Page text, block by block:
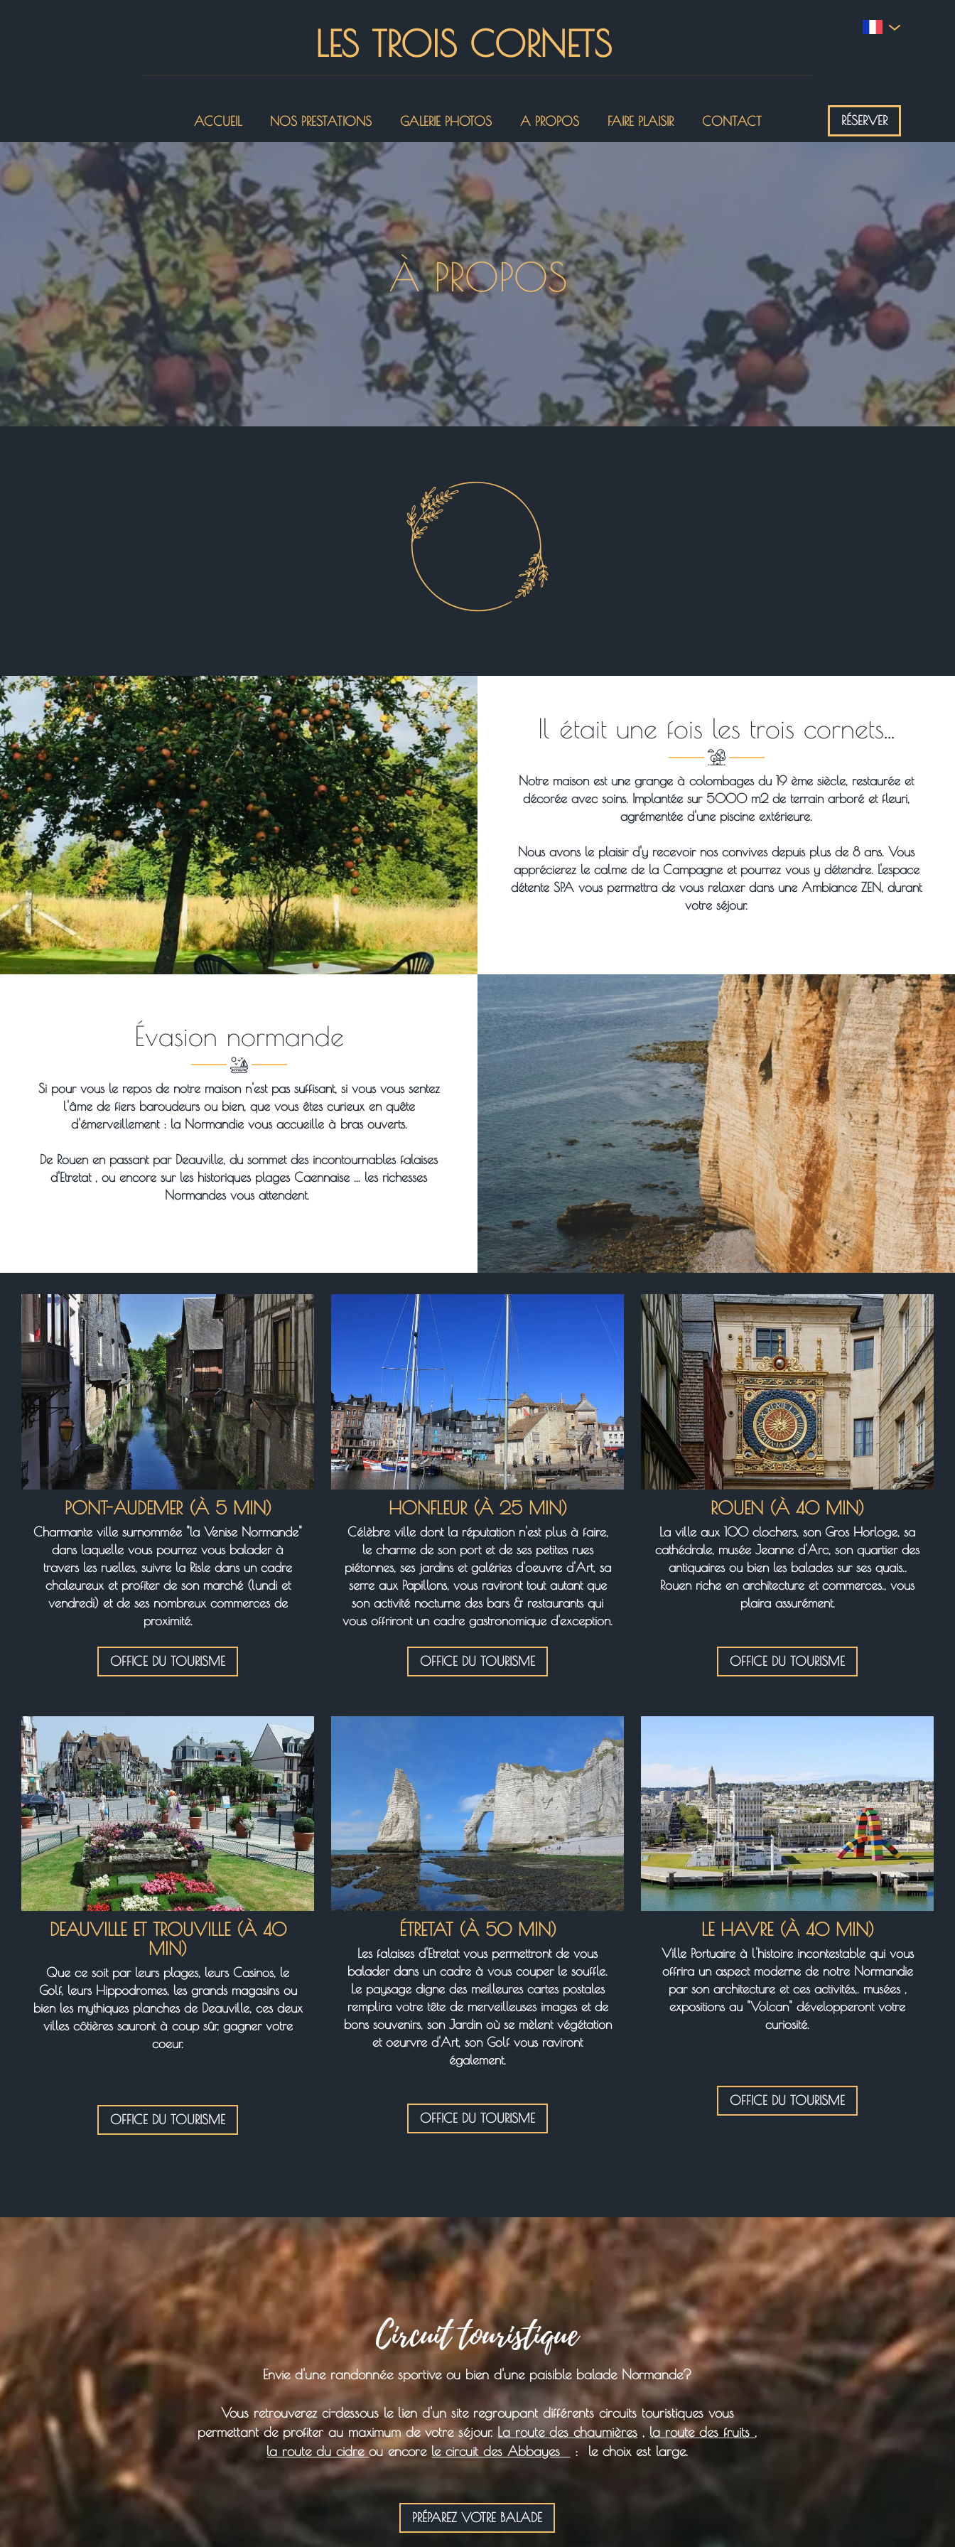
LES TROIS CORNETS
ACCUEIL NOS PRESTATIONS GALERIE PHOTOS A PROPOS FAIRE PLAISIR CONTACT RÉSERVER
À PROPOS
Il était une fois les trois cornets...
Notre maison est une grange à colombages du 19 ème siècle, restaurée et
décorée avec soins. Implantée sur 5000 m2 de terrain arboré et fleuri,
agrémentée d'une piscine extérieure.
Nous avons le plaisir d'y recevoir nos convives depuis plus de 8 ans. Vous
apprécierez le calme de la Campagne et pourrez vous y détendre. L'espace
détente SPA vous permettra de vous relaxer dans une Ambiance ZEN, durant
votre séjour.
Évasion normande
Si pour vous le repos de notre maison n'est pas suffisant, si vous vous sentez
l'âme de fiers baroudeurs ou bien, que vous êtes curieux en quête
d'émerveillement : la Normandie vous accueille à bras ouverts.
De Rouen en passant par Deauville, du sommet des incontournables falaises
d'Etretat , ou encore sur les historiques plages Caennaise ... les richesses
Normandes vous attendent.
PONT-AUDEMER (À 5 MIN)
Charmante ville surnommée "la Venise Normande"
dans laquelle vous pourrez vous balader à
travers les ruelles, suivre la Risle dans un cadre
chaleureux et profiter de son marché (lundi et
vendredi) et de ses nombreux commerces de
proximité.
OFFICE DU TOURISME
HONFLEUR (À 25 MIN)
Célèbre ville dont la réputation n'est plus à faire,
le charme de son port et de ses petites rues
piétonnes, ses jardins et galéries d'oeuvre d'Art, sa
serre aux Papillons, vous raviront tout autant que
son activité nocturne des bars & restaurants qui
vous offriront un cadre gastronomique d'exception.
OFFICE DU TOURISME
ROUEN (À 40 MIN)
La ville aux 100 clochers, son Gros Horloge, sa
cathédrale, musée Jeanne d'Arc, son quartier des
antiquaires ou bien les balades sur ses quais..
Rouen riche en architecture et commerces., vous
plaira assurément.
OFFICE DU TOURISME
DEAUVILLE ET TROUVILLE (À 40
MIN)
Que ce soit par leurs plages, leurs Casinos, le
Golf, leurs Hippodromes, les grands magasins ou
bien les mythiques planches de Deauville, ces deux
villes côtières sauront à coup sûr, gagner votre
coeur.
OFFICE DU TOURISME
ÉTRETAT (À 50 MIN)
Les falaises d'Etretat vous permettront de vous
balader dans un cadre à vous couper le souffle.
Le paysage digne des meilleures cartes postales
remplira votre tête de merveilleuses images et de
bons souvenirs, son Jardin où se mèlent végétation
et oeurvre d'Art, son Golf vous raviront
également.
OFFICE DU TOURISME
LE HAVRE (À 40 MIN)
Ville Portuaire à l'histoire incontestable qui vous
offrira un aspect moderne de notre Normandie
par son architecture et ces activités,. musées ,
expositions au "Volcan" développeront votre
curiosité.
OFFICE DU TOURISME
Circuit touristique
Envie d'une randonnée sportive ou bien d'une paisible balade Normande?
Vous retrouverez ci-dessous le lien d'un site regroupant différents circuits touristiques vous
permettant de profiter au maximum de votre séjour. La route des chaumières ,la route des fruits ,
la route du cidre ou encore le circuit des Abbayes : le choix est large.
PRÉPAREZ VOTRE BALADE